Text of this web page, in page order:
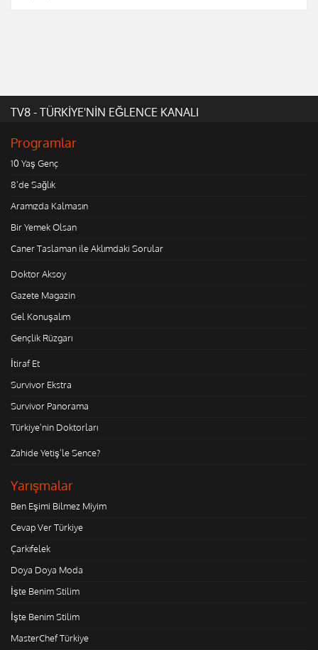
TV8 - TÜRKİYE'NİN EĞLENCE KANALI
Programlar
10 Yaş Genç
8'de Sağlık
Aramızda Kalmasın
Bir Yemek Olsan
Caner Taslaman ile Aklımdaki Sorular
Doktor Aksoy
Gazete Magazin
Gel Konuşalım
Gençlik Rüzgarı
İtiraf Et
Survivor Ekstra
Survivor Panorama
Türkiye'nin Doktorları
Zahide Yetiş'le Sence?
Yarışmalar
Ben Eşimi Bilmez Miyim
Cevap Ver Türkiye
Çarkıfelek
Doya Doya Moda
İşte Benim Stilim
İşte Benim Stilim
MasterChef Türkiye